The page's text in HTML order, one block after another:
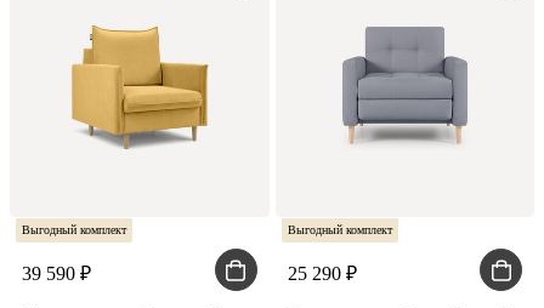
Выгодный комплект
39 590
Выгодный комплект
25 290